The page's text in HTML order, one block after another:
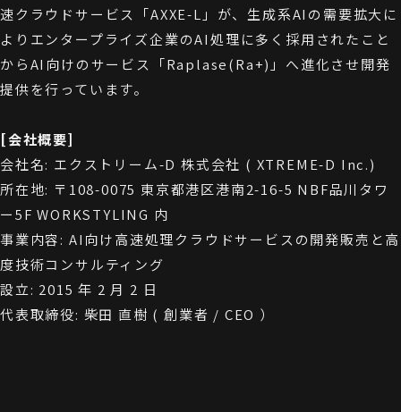
速クラウドサービス「AXXE-L」が、生成系AIの需要拡大に
よりエンタープライズ企業のAI処理に多く採用されたこと
からAI向けのサービス「Raplase(Ra+)」へ進化させ開発
提供を行っています。
[会社概要]
会社名: エクストリーム-D 株式会社 ( XTREME-D Inc.)
所在地: 〒108-0075 東京都港区港南2-16-5 NBF品川タワ
ー5F WORKSTYLING 内
事業内容: AI向け高速処理クラウドサービスの開発販売と高
度技術コンサルティング
設立: 2015 年 2 月 2 日
代表取締役: 柴田 直樹 ( 創業者 / CEO ）